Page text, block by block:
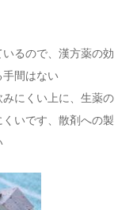
いるので、漢方薬の効
間はない
みにくい上に、生薬の
いです、散剤への製